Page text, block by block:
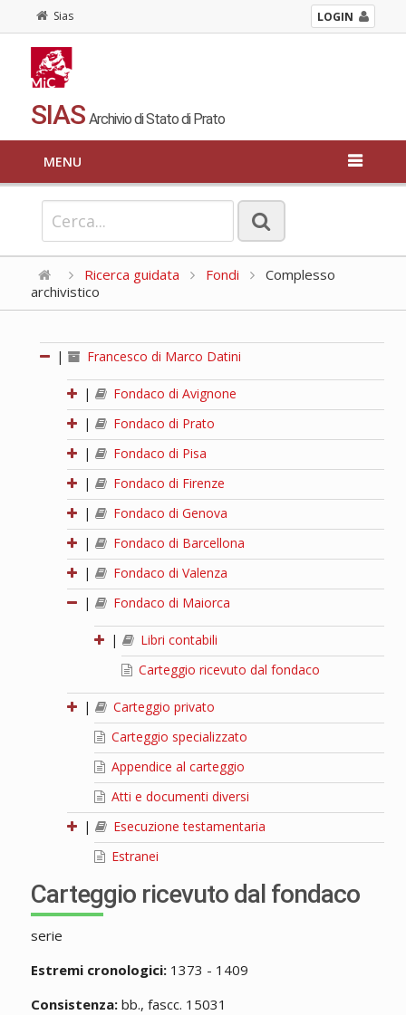
Sias LOGIN
SIAS Archivio di Stato di Prato
MENU
Ricerca guidata Fondi
Complesso
archivistico
| Francesco di Marco Datini
|
Fondaco di Avignone
|
Fondaco di Prato
|
Fondaco di Pisa
|
Fondaco di Firenze
|
Fondaco di Genova
|
Fondaco di Barcellona
|
Fondaco di Valenza
|
Fondaco di Maiorca
|
Libri contabili
Carteggio ricevuto dal fondaco
|
Carteggio privato
Carteggio specializzato
Appendice al carteggio
Atti e documenti diversi
|
Esecuzione testamentaria
Estranei
Carteggio ricevuto dal fondaco
serie
Estremi cronologici:1373 - 1409
Consistenza:bb., fascc. 15031